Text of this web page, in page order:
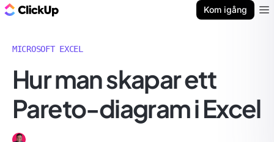
Kom igång
MICROSOFT EXCEL
Hur man skapar ett
Pareto-diagram i Excel